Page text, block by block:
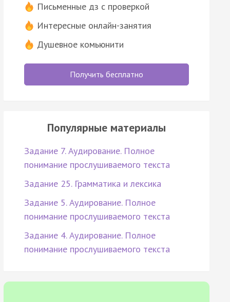
Письменные дз с проверкой
Интересные онлайн-занятия
Душевное комьюнити
Получить бесплатно
Популярные материалы
Задание 7. Аудирование. Полное
понимание прослушиваемого текста
Задание 25. Грамматика и лексика
Задание 5. Аудирование. Полное
понимание прослушиваемого текста
Задание 4. Аудирование. Полное
понимание прослушиваемого текста